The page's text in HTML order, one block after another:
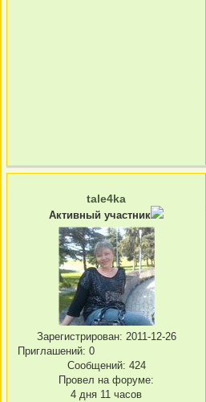
tale4ka
Активный участник
Зарегистрирован: 2011-12-26
Приглашений: 0
Сообщений: 424
Провел на форуме:
4 дня 11 часов